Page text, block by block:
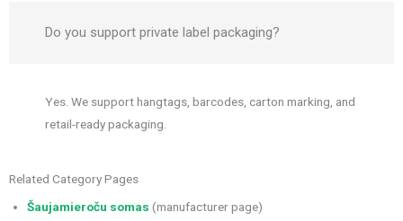
Do you support private label packaging?
Yes. We support hangtags, barcodes, carton marking, and
retail-ready packaging.
Related Category Pages
Šaujamieroču somas (manufacturer page)